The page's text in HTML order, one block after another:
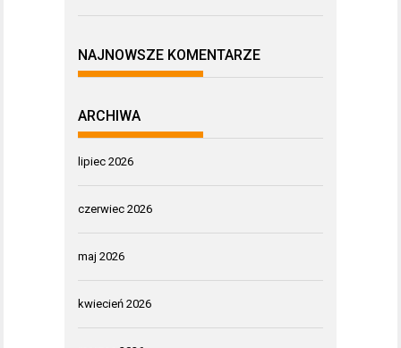
NAJNOWSZE KOMENTARZE
ARCHIWA
lipiec 2026
czerwiec 2026
maj 2026
kwiecień 2026